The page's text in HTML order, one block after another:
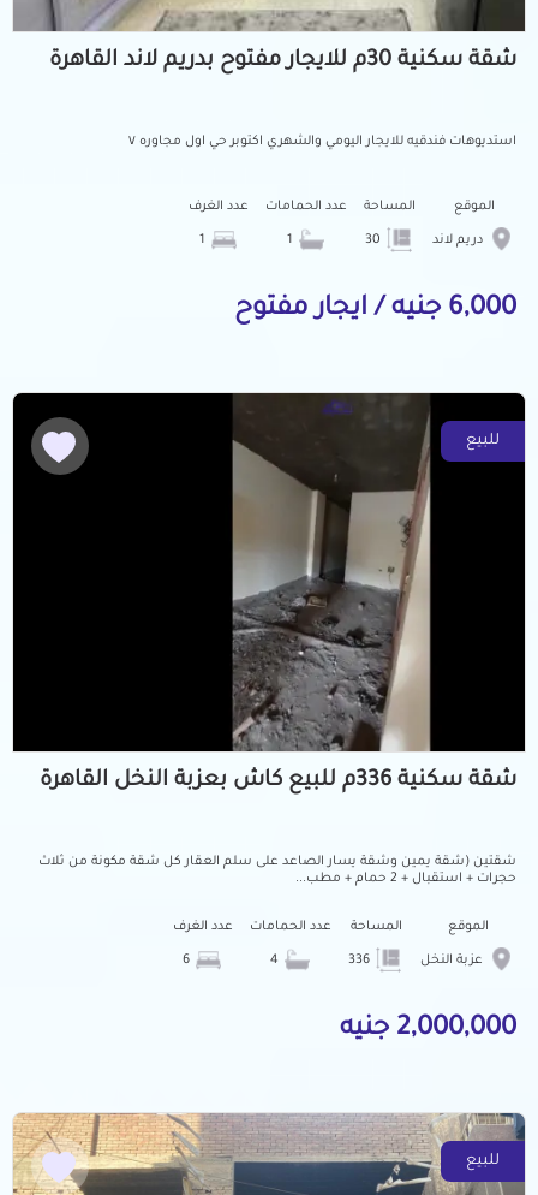
شقة سكنية 30م للايجار مفتوح بدريم لاند القاهرة
استديوهات فندقيه للايجار اليومي والشهري اكتوبر حي اول مجاوره ٧
الموقع
دريم لاند
المساحة عدد الحمامات عدد الغرف
6,000 جنيه / ايجار مفتوح
للبيع
شقة سكنية 336م للبيع كاش بعزبة النخل القاهرة
شقتين (شقة يمين وشقة يسار الصاعد على سلم العقار كل شقة مكونة من ثلاث
حجرات + استقبال + 2 حمام + مطب...
الموقع
عزبة النخل
المساحة عدد الحمامات عدد الغرف
2,000,000 جنيه
للبيع